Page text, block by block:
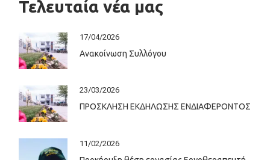
Τελευταία νέα μας
17/04/2026
Ανακοίνωση Συλλόγου
23/03/2026
ΠΡΟΣΚΛΗΣΗ ΕΚΔΗΛΩΣΗΣ ΕΝΔΙΑΦΕΡΟΝΤΟΣ
11/02/2026